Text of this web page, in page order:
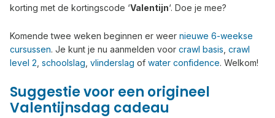
korting met de kortingscode ‘Valentijn‘. Doe je mee?
Komende twee weken beginnen er weer nieuwe 6-weekse
cursussen. Je kunt je nu aanmelden voor crawl basis crawl
level 2 schoolslag vlinderslag of water confidence. Welkom!
Suggestie voor een origineel
Valentijnsdag cadeau